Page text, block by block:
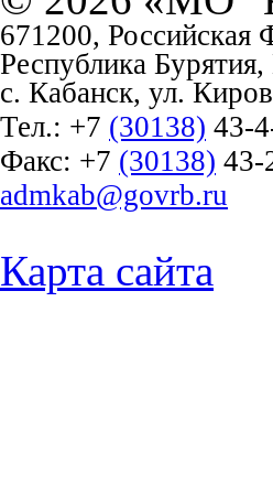
671200, Российская
Республика
с. Кабанск, ул.
Тел.: +7 (30138) 43-
Факс: +7 (30138) 43-
admkab@govrb.ru
Карта сайта